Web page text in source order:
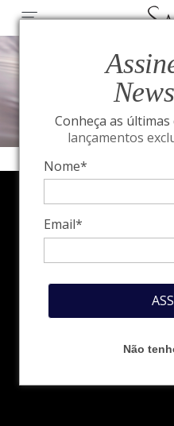
Conheça as
lançamentos
Nome*
Email*
Não